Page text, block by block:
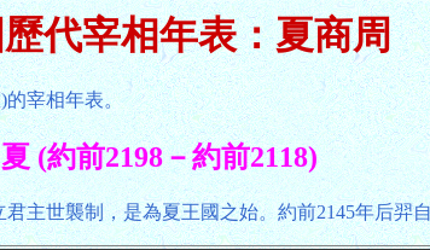
代宰相年表：夏商周
的宰相年表。
夏 (約前2198－約前2118)
主世襲制，是為夏王國之始。約前2145年后羿